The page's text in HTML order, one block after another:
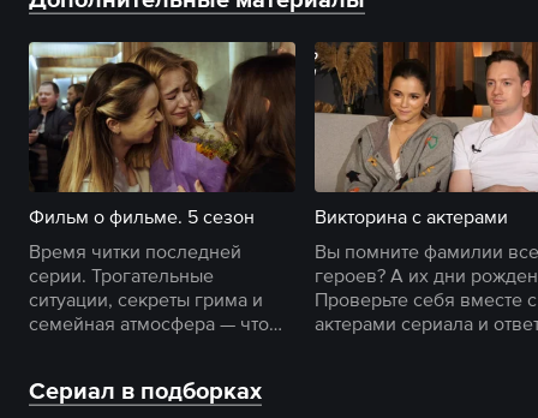
Фильм о фильме. 5 сезон
Время читки последней
серии. Трогательные
ситуации, секреты грима и
семейная атмосфера — что
Викторина с актерами
Вы помните фамилии
героев? А их дни
Проверьте себя вместе с
актерами сериала и
Сериал в подборках